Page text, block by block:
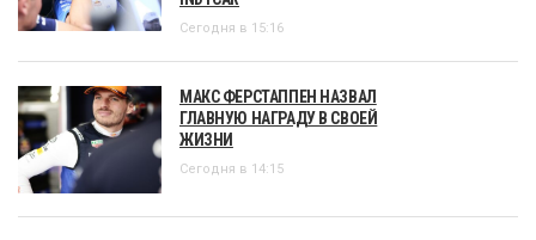
Сегодня в 15:16
МАКС ФЕРСТАППЕН НАЗВАЛ
ГЛАВНУЮ НАГРАДУ В СВОЕЙ
ЖИЗНИ
Сегодня в 14:15